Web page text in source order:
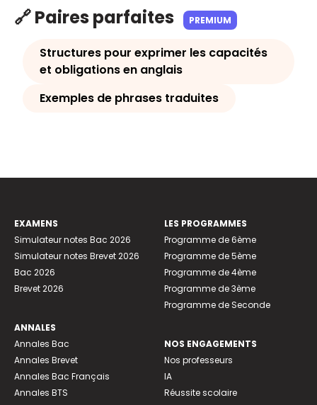
🔗 Paires parfaites PREMIUM
Structures pour exprimer les capacités
et obligations en anglais
Exemples de phrases traduites
EXAMENS
Simulateur notes Bac 2026
Simulateur notes Brevet 2026
Bac 2026
Brevet 2026
ANNALES
Annales Bac
Annales Brevet
Annales Bac Français
Annales BTS
LES PROGRAMMES
Programme de 6ème
Programme de 5ème
Programme de 4ème
Programme de 3ème
Programme de Seconde
NOS ENGAGEMENTS
Nos professeurs
IA
Réussite scolaire